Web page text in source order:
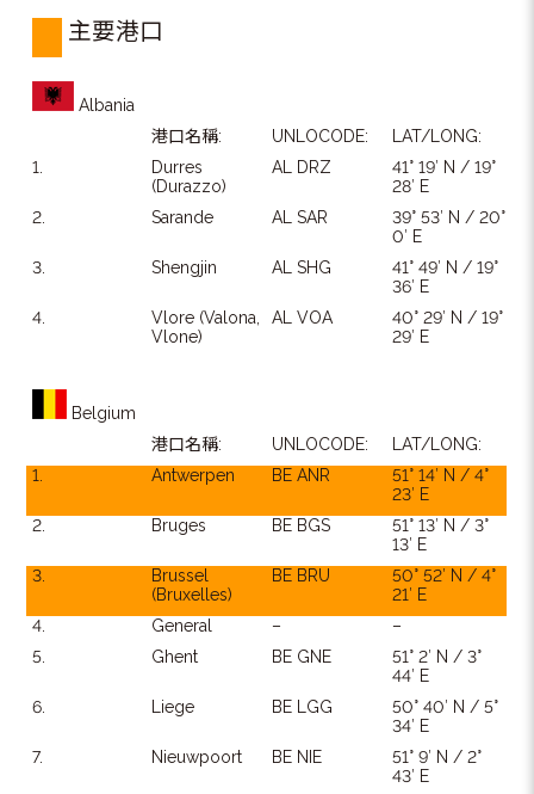
主要港口
Albania
港口名稱:
UNLOCODE:
LAT/LONG:
1.
Durres
(Durazzo)
AL DRZ
41° 19′ N / 19°
28′ E
2.
Sarande AL SAR
39° 53′ N / 20°
0′ E
3.
Shengjin AL SHG
41° 49′ N / 19°
36′ E
4.
Vlore (Valona,
Vlone)
AL VOA
40° 29′ N / 19°
29′ E
Belgium
港口名稱:
UNLOCODE:
LAT/LONG:
1.
Antwerpen BE ANR
51° 14′ N / 4°
23′ E
2.
Bruges BE BGS
51° 13′ N / 3°
13′ E
3.
Brussel
(Bruxelles)
BE BRU
50° 52′ N / 4°
21′ E
4.
General –
–
5.
Ghent BE GNE
51° 2′ N / 3°
44′ E
6.
Liege BE LGG
50° 40′ N / 5°
34′ E
7.
Nieuwpoort BE NIE
51° 9′ N / 2°
43′ E